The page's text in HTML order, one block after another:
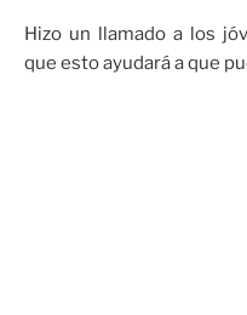
Hizo un llamado a los
que esto ayudará a que